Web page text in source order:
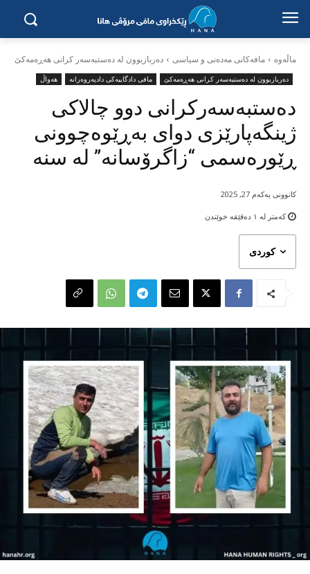
ماڵه‌وه‌ مافەکانی مەدەنی و سیاسی دەربازبوون لە دەستبەسەر کرانی هەڕەمەکێ
دەربازبوون لە دەستبەسەر کرانی هەڕەمەکێ مافی دادگاییەکی دادپەروەرانە هەواڵ
دەستبەسەرکرانی دوو چالاکی
ژینگەپارێزی دوای بەڕێوەچوونی
ڕێورەسمی “زاگرۆسانە” لە سنە
کوردی
کەمتر لە ١ دەقێقە خوێندن
کانوونی یەکەم 27, 2025